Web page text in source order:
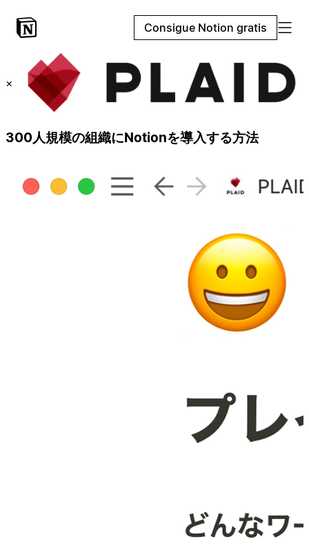
Consigue Notion gratis
×
300人規模の組織にNotionを導入する方法